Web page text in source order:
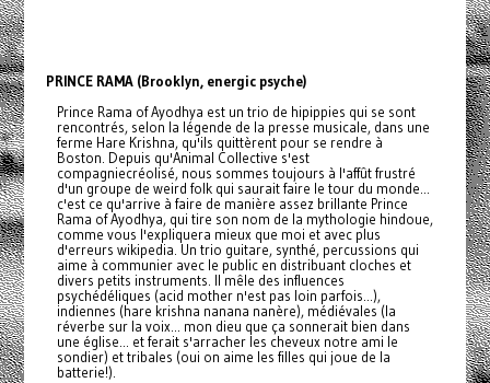
PRINCE RAMA (Brooklyn, energic psyche)
Prince Rama of Ayodhya est un trio de hipippies qui se sont
rencontrés, selon la légende de la presse musicale, dans une
ferme Hare Krishna, qu'ils quittèrent pour se rendre à
Boston. Depuis qu'Animal Collective s'est
compagniecréolisé, nous sommes toujours à l'affût frustré
d'un groupe de weird folk qui saurait faire le tour du monde...
c'est ce qu'arrive à faire de manière assez brillante Prince
Rama of Ayodhya, qui tire son nom de la mythologie hindoue,
comme vous l'expliquera mieux que moi et avec plus
d'erreurs wikipedia. Un trio guitare, synthé, percussions qui
aime à communier avec le public en distribuant cloches et
divers petits instruments. Il mêle des influences
psychédéliques (acid mother n'est pas loin parfois...),
indiennes (hare krishna nanana nanère), médiévales (la
réverbe sur la voix... mon dieu que ça sonnerait bien dans
une église... et ferait s'arracher les cheveux notre ami le
sondier) et tribales (oui on aime les filles qui joue de la
batterie!).